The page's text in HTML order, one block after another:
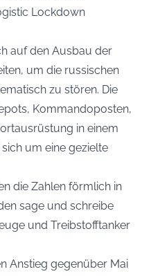
Lockdown
auf den Ausbau der
um die russischen
zu stören. Die
Kommandoposten,
in einem
um eine gezielte
die Zahlen förmlich in
sage und schreibe
und Treibstofftanker
Anstieg gegenüber Mai